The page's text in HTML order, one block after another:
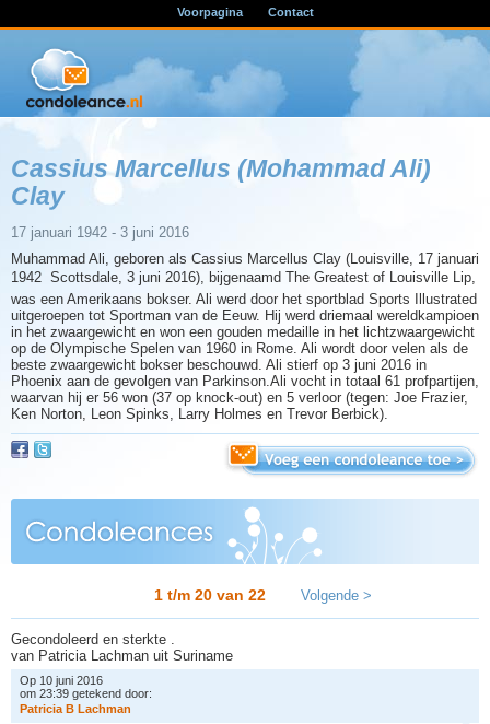
Voorpagina Contact
Cassius Marcellus (Mohammad Ali)
Clay
17 januari 1942 - 3 juni 2016
Muhammad Ali, geboren als Cassius Marcellus Clay (Louisville, 17 januari
1942  Scottsdale, 3 juni 2016), bijgenaamd The Greatest of Louisville Lip,
was een Amerikaans bokser. Ali werd door het sportblad Sports Illustrated
uitgeroepen tot Sportman van de Eeuw. Hij werd driemaal wereldkampioen
in het zwaargewicht en won een gouden medaille in het lichtzwaargewicht
op de Olympische Spelen van 1960 in Rome. Ali wordt door velen als de
beste zwaargewicht bokser beschouwd. Ali stierf op 3 juni 2016 in
Phoenix aan de gevolgen van Parkinson.Ali vocht in totaal 61 profpartijen,
waarvan hij er 56 won (37 op knock-out) en 5 verloor (tegen: Joe Frazier,
Ken Norton, Leon Spinks, Larry Holmes en Trevor Berbick).
1 t/m 20 van 22 Volgende >
Gecondoleerd en sterkte .
van Patricia Lachman uit Suriname
Op 10 juni 2016
om 23:39 getekend door:
Patricia B Lachman